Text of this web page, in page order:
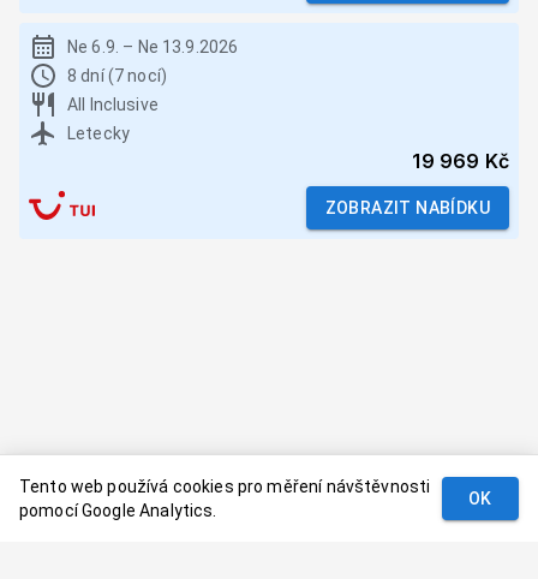
Ne 6.9. – Ne 13.9.2026
8 dní (7 nocí)
All Inclusive
Letecky
19 969 Kč
ZOBRAZIT NABÍDKU
Tento web používá cookies pro měření návštěvnosti
pomocí Google Analytics.
OK